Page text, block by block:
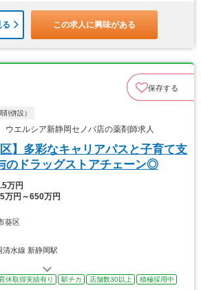
る この求人に興味がある
保存する
併設）
エルシア新静岡セノバ店の薬剤師求人
区】多彩なキャリアパスと子育て支
のドラッグストアチェーン◎
万円
万円～650万円
葵区
清水線 新静岡駅
休取得実績有り 駅チカ 店舗数30以上
積極採用中